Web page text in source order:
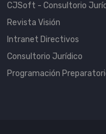
CJSoft - Consultorio
Revista Visión
Intranet Directivos
Consultorio Jurídico
Programación